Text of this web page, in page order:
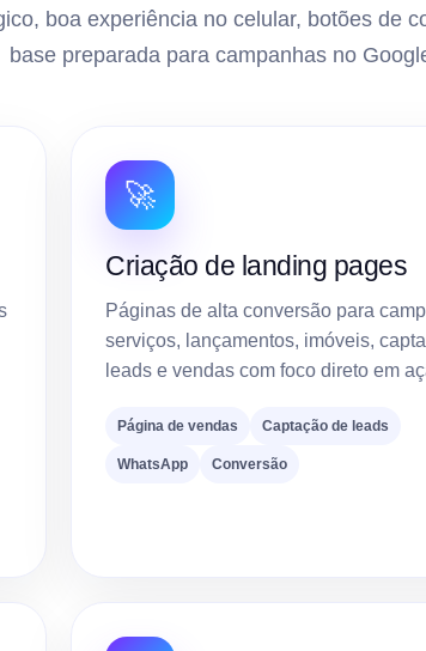
boa experiência no celular, botões de
base preparada para campanhas no
🚀
Criação de landing pages
Páginas de alta conversão para
serviços, lançamentos, imóveis,
leads e vendas com foco direto em
Página de vendas Captação de leads
WhatsApp Conversão